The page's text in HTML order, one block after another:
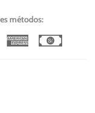
métodos:
Dinners
American